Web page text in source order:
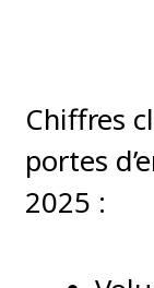
Chiffres
portes
2025 :